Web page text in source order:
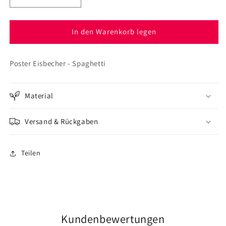
die
Menge
Poster
-
die
Menge
für
Poster
-
In den Warenkorb legen
Poster Eisbecher - Spaghetti
Material
Versand & Rückgaben
Teilen
Kundenbewertungen